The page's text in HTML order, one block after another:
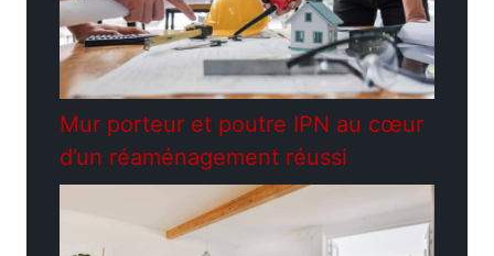
Mur porteur et poutre IPN au cœur
d’un réaménagement réussi